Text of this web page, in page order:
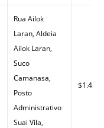
Rua Ailok
Laran, Aldeia
Ailok Laran,
Suco
Camanasa,
Posto
Administrativo
Suai Vila,
$1.45